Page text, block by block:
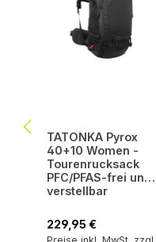
TATONKA Pyrox
40+10 Women -
Tourenrucksack
PFC/PFAS-frei und
verstellbar
Regulärer Preis:
229,95 €